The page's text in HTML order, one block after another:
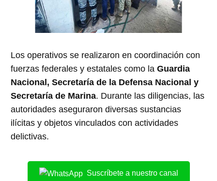
Los operativos se realizaron en coordinación con
fuerzas federales y estatales como laGuardia
Nacional, Secretaría de la Defensa Nacional y
Secretaría de Marina. Durante las diligencias, las
autoridades aseguraron diversas sustancias
ilícitas y objetos vinculados con actividades
delictivas.
Suscríbete a nuestro canal